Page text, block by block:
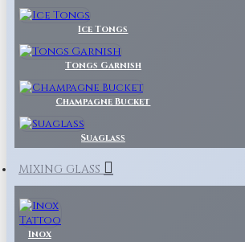
Ice Tongs
Tongs Garnish
Champagne Bucket
Suaglass
MIXING GLASS
Inox